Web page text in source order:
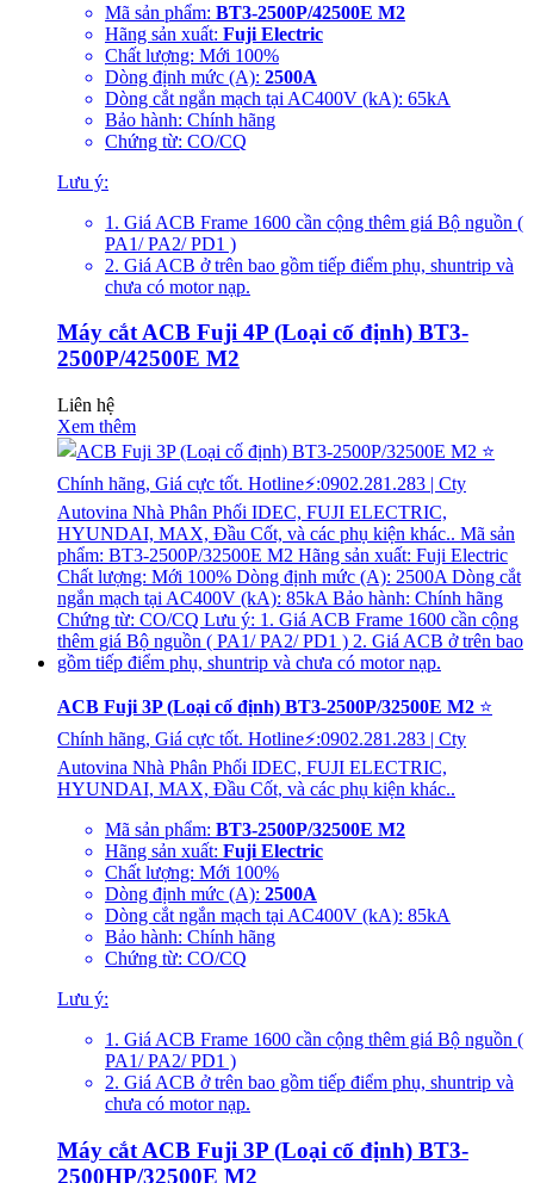
Mã sản phẩm: BT3-2500P/42500E M2
Hãng sản xuất: Fuji Electric
Chất lượng: Mới 100%
Dòng định mức (A): 2500A
Dòng cắt ngắn mạch tại AC400V (kA): 65kA
Bảo hành: Chính hãng
Chứng từ: CO/CQ
Lưu ý:
1. Giá ACB Frame 1600 cần cộng thêm giá Bộ nguồn (
PA1/ PA2/ PD1 )
2. Giá ACB ở trên bao gồm tiếp điểm phụ, shuntrip và
chưa có motor nạp.
Máy cắt ACB Fuji 4P (Loại cố định) BT3-
2500P/42500E M2
Liên hệ
Xem thêm
ACB Fuji 3P (Loại cố định) BT3-2500P/32500E M2 ⭐
Chính hãng, Giá cực tốt. Hotline⚡:0902.281.283 | Cty
Autovina Nhà Phân Phối IDEC, FUJI ELECTRIC,
HYUNDAI, MAX, Đầu Cốt, và các phụ kiện khác..
Mã sản phẩm: BT3-2500P/32500E M2
Hãng sản xuất: Fuji Electric
Chất lượng: Mới 100%
Dòng định mức (A): 2500A
Dòng cắt ngắn mạch tại AC400V (kA): 85kA
Bảo hành: Chính hãng
Chứng từ: CO/CQ
Lưu ý:
1. Giá ACB Frame 1600 cần cộng thêm giá Bộ nguồn (
PA1/ PA2/ PD1 )
2. Giá ACB ở trên bao gồm tiếp điểm phụ, shuntrip và
chưa có motor nạp.
Máy cắt ACB Fuji 3P (Loại cố định) BT3-
2500HP/32500E M2